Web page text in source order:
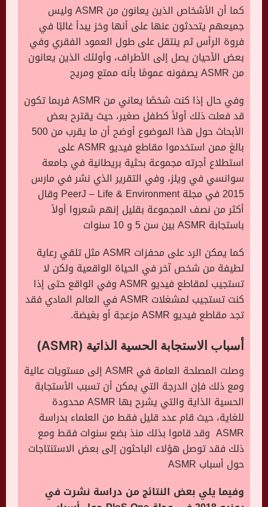
كما أن الأشخاص الذين يعانون من ASMR وليس
جميعهم يتحدثون عنها على أنها وخز يبدأ غالبًا في
فروة الرأس ثم ينتقل على طول العمود الفقري وفي
بعض الأحيان يصل إلى الأطراف، وأولئك الذين يعانون
من ASMR يصفونه عمومًا بأنه ممتع ومريح
وفي حال إذا كنت شخصًا يعاني من ASMR فربما تكون
قد فعلت ذلك أولاً كطفل صغير، حيث يقترح بعض
الأبحاث حول هذا الموضوع أوضح أن ما يقرب من 500
بالغ ممن استخدموا مقاطع فيديو ASMR على
استطلاع أجرته مجموعة بحثية بريطانية في جامعة
سوانسي في ويلز، وفي التقرير الذي نشر في مارس
2015 في مجلة PeerJ – Life & Environment وقال
أكثر من نصف المجموعة بقليل إنهم شعروا أولاً
باستجابة ASMR بين سن 5 و 10 سنوات
كما يمكن الرد على محفزات ASMR مثل تلقي رعاية
لطيفة من شخص آخر في الحياة الواقعية ولكن لا
تستجيب لمقاطع فيديو ASMR وفي الواقع حتى إذا
كنت تستجيب لمشغلات ASMR في العالم المادي فقد
تجد مقاطع فيديو ASMR مزعجة أو بغيضة.
أسباب الاستجابة الحسية الذاتية (ASMR)
وصلت المصلحة العامة في ASMR إلى مستويات عالية
ومع ذلك فإن الدرجة التي يمكن أن تسبب الأستجابة
الحسية الذاية والتي يشرح بها ASMR محدودة
للغاية، حيث قام عدد قليل فقط من العلماء بدراسة
ASMR وقد قاموا بذلك منذ بضع سنوات فقط ومع
ذلك فقد توصل هؤلاء الباحثون إلى بعض الاستنتاجات
حول أسباب ASMR
وفيما يلي بعض النتائج من دراسة نشرت في